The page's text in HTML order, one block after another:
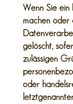
Wenn Sie ein
machen oder
gelöscht,
zulässigen
oder